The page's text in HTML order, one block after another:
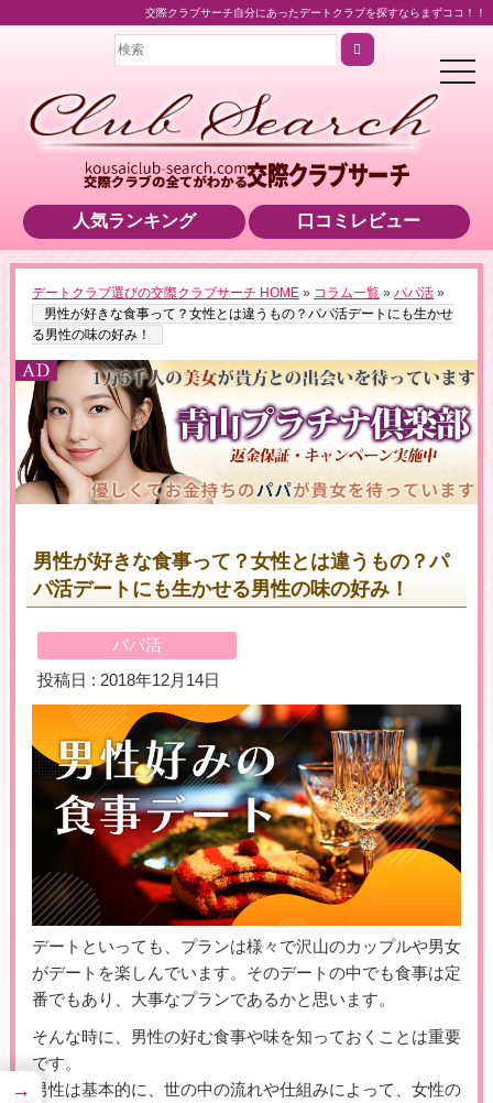
交際クラブサーチ自分にあったデートクラブを探すならまずココ！！
t
o
i
a
t
i
人気ランキング 口コミレビュー
デートクラブ選びの交際クラブサーチ HOME » コラム一覧 » パパ活 »
男性が好きな食事って？女性とは違うもの？パパ活デートにも生かせ
る男性の味の好み！
＼業界最高水準の美女をご紹介！／
▶男性用公式HPへのリンクです
＼初めての登録で最大５万円プレゼント！／
男性が好きな食事って？女性とは違うもの？パ
パ活デートにも生かせる男性の味の好み！
パパ活
投稿日 : 2018年12月14日
デートといっても、プランは様々で沢山のカップルや男女
がデートを楽しんでいます。そのデートの中でも食事は定
番でもあり、大事なプランであるかと思います。
そんな時に、男性の好む食事や味を知っておくことは重要
です。
男性は基本的に、世の中の流れや仕組みによって、女性の
→